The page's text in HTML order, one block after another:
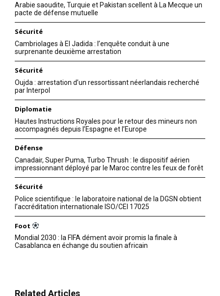
Arabie saoudite, Turquie et Pakistan scellent à La Mecque un
pacte de défense mutuelle
Sécurité
Cambriolages à El Jadida : l’enquête conduit à une
surprenante deuxième arrestation
Sécurité
Oujda : arrestation d’un ressortissant néerlandais recherché
par Interpol
Diplomatie
Hautes Instructions Royales pour le retour des mineurs non
accompagnés depuis l’Espagne et l’Europe
Défense
Canadair, Super Puma, Turbo Thrush : le dispositif aérien
impressionnant déployé par le Maroc contre les feux de forêt
Sécurité
Police scientifique : le laboratoire national de la DGSN obtient
l’accréditation internationale ISO/CEI 17025
Foot
Mondial 2030 : la FIFA dément avoir promis la finale à
Casablanca en échange du soutien africain
Related Articles